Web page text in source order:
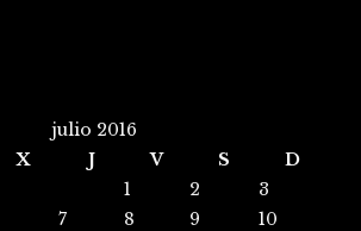
julio 2016
X J V S
D
1
2
3
7 8 9
10